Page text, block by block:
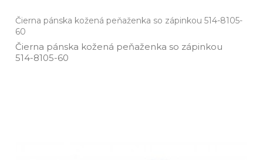
Čierna pánska kožená peňaženka so zápinkou 514-8105-
60
Čierna pánska kožená peňaženka so zápinkou
514­-8105­-60